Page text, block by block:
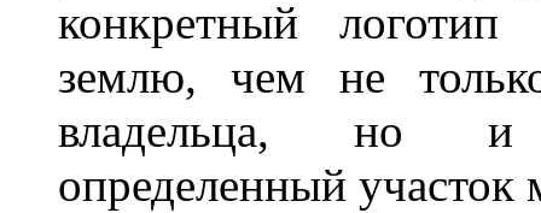
конкретный логотип
землю, чем не
владельца, но и
определенный участок